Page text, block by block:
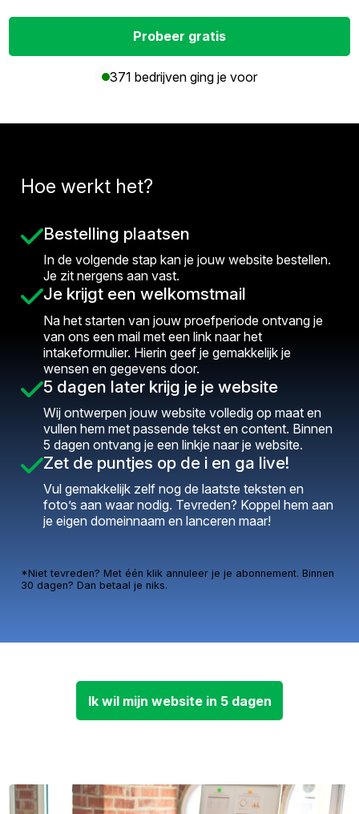
Probeer gratis
371 bedrijven ging je voor
Hoe werkt het?
Bestelling plaatsen
In de volgende stap kan je jouw website bestellen.
Je zit nergens aan vast.
Je krijgt een welkomstmail
Na het starten van jouw proefperiode ontvang je
van ons een mail met een link naar het
intakeformulier. Hierin geef je gemakkelijk je
wensen en gegevens door.
5 dagen later krijg je je website
Wij ontwerpen jouw website volledig op maat en
vullen hem met passende tekst en content. Binnen
5 dagen ontvang je een linkje naar je website.
Zet de puntjes op de i en ga live!
Vul gemakkelijk zelf nog de laatste teksten en
foto’s aan waar nodig. Tevreden? Koppel hem aan
je eigen domeinnaam en lanceren maar!
*Niet tevreden? Met één klik annuleer je je abonnement. Binnen
30 dagen? Dan betaal je niks.
Ik wil mijn website in 5 dagen